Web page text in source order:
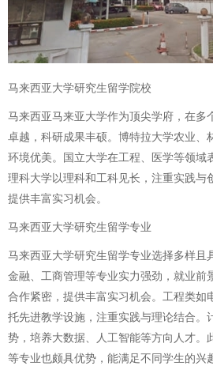
马来西亚大学研究生留学院校
马来西亚马来亚大学作为顶尖学府，在多
卓越，科研成果丰硕。博特拉大学农业、
环境优美。国立大学在工程、医学等领域
理科大学以理科和工科见长，注重实践与
提供丰富实习机会。
马来西亚大学研究生留学专业
马来西亚大学研究生留学专业选择多样且
金融、工商管理等专业实力强劲，就业前
合作紧密，提供丰富实习机会。工程类如
托先进教学设施，注重实践与理论结合。
势，培养大数据、人工智能等方向人才。
等专业也颇具优势，能满足不同学生的兴